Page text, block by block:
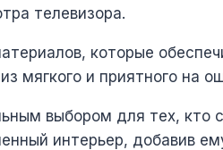
телевизора.
которые
мягкого и приятного на
выбором для тех,
интерьер, добавив